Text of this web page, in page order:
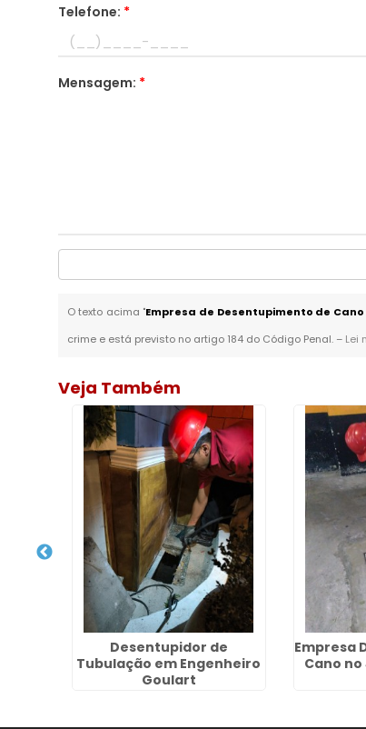
Telefone: *
Mensagem: *
O texto acima "Empresa de Desentupimento de
crime e está previsto no artigo 184 do Código Penal. – Lei
Veja Também
Desentupidor de
Tubulação em Engenheiro
Goulart
Empresa
Cano